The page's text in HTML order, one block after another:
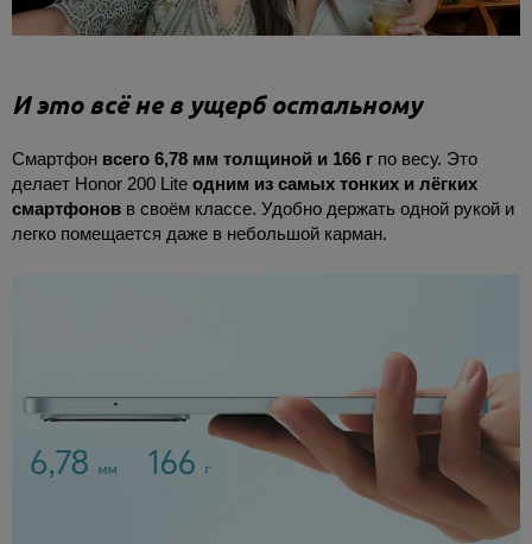
И это всё не в ущерб остальному
Смартфон всего 6,78 мм толщиной и 166 г по весу. Это
делает Honor 200 Lite одним из самых тонких и лёгких
смартфонов в своём классе. Удобно держать одной рукой и
легко помещается даже в небольшой карман.